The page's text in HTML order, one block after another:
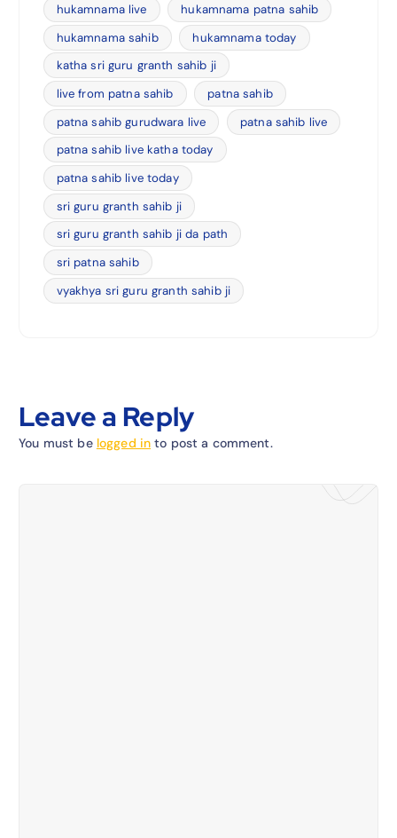
hukamnama live
hukamnama patna sahib
hukamnama sahib
hukamnama today
katha sri guru granth sahib ji
live from patna sahib
patna sahib
patna sahib gurudwara live
patna sahib live
patna sahib live katha today
patna sahib live today
sri guru granth sahib ji
sri guru granth sahib ji da path
sri patna sahib
vyakhya sri guru granth sahib ji
Leave a Reply
You must be logged in to post a comment.